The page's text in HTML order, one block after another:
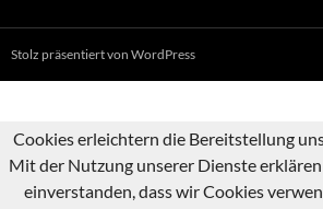
Stolz präsentiert von WordPress
Cookies erleichtern die Bereitstellung
Mit der Nutzung unserer Dienste erklären
einverstanden, dass wir Cookies